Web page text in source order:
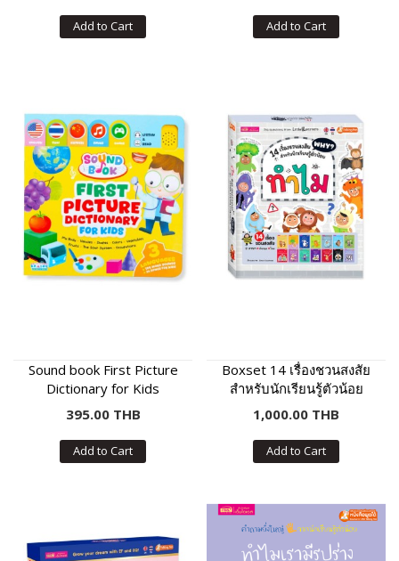
Add to Cart Add to Cart
Sound book First Picture
Dictionary for Kids
395.00 THB
Add to Cart
Boxset 14 เรื่องชวนสงสัย
สำหรับนักเรียนรู้ตัวน้อย
1,000.00 THB
Add to Cart